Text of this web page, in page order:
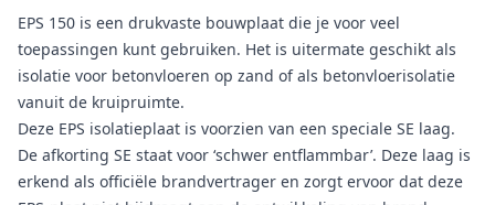
EPS 150 is een drukvaste bouwplaat die je voor veel
toepassingen kunt gebruiken. Het is uitermate geschikt als
isolatie voor betonvloeren op zand of als betonvloerisolatie
vanuit de kruipruimte.
Deze EPS isolatieplaat is voorzien van een speciale SE laag.
De afkorting SE staat voor ‘schwer entflammbar’. Deze laag is
erkend als officiële brandvertrager en zorgt ervoor dat deze